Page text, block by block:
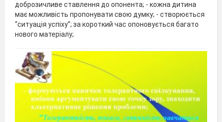
доброзичливе ставлення до опонента; - кожна дитина
має можливість пропонувати свою думку; - створюється
“ситуація успіху”; за короткий час опоновується багато
нового матеріалу;